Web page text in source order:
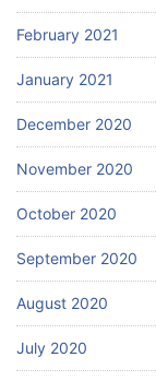
February 2021
January 2021
December 2020
November 2020
October 2020
September 2020
August 2020
July 2020